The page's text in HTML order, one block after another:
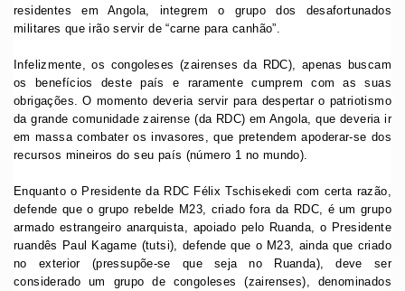
residentes em Angola, integrem o grupo dos desafortunados
militares que irão servir de “carne para canhão”.
Infelizmente, os congoleses (zairenses da RDC), apenas buscam
os benefícios deste país e raramente cumprem com as suas
obrigações. O momento deveria servir para despertar o patriotismo
da grande comunidade zairense (da RDC) em Angola, que deveria ir
em massa combater os invasores, que pretendem apoderar-se dos
recursos mineiros do seu país (número 1 no mundo).
Enquanto o Presidente da RDC Félix Tschisekedi com certa razão,
defende que o grupo rebelde M23, criado fora da RDC, é um grupo
armado estrangeiro anarquista, apoiado pelo Ruanda, o Presidente
ruandês Paul Kagame (tutsi), defende que o M23, ainda que criado
no exterior (pressupõe-se que seja no Ruanda), deve ser
considerado um grupo de congoleses (zairenses), denominados